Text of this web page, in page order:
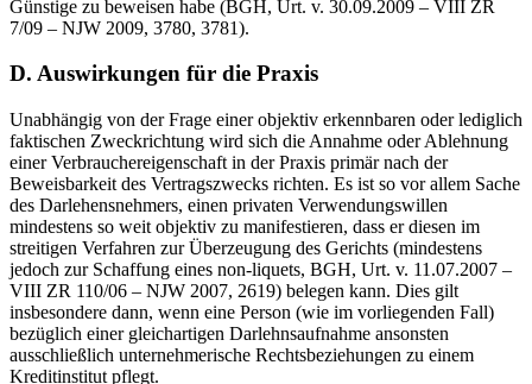
Günstige zu beweisen habe (BGH, Urt. v. 30.09.2009 – VIII ZR
7/09 – NJW 2009, 3780, 3781).
D. Auswirkungen für die Praxis
Unabhängig von der Frage einer objektiv erkennbaren oder lediglich
faktischen Zweckrichtung wird sich die Annahme oder Ablehnung
einer Verbrauchereigenschaft in der Praxis primär nach der
Beweisbarkeit des Vertragszwecks richten. Es ist so vor allem Sache
des Darlehensnehmers, einen privaten Verwendungswillen
mindestens so weit objektiv zu manifestieren, dass er diesen im
streitigen Verfahren zur Überzeugung des Gerichts (mindestens
jedoch zur Schaffung eines non-liquets, BGH, Urt. v. 11.07.2007 –
VIII ZR 110/06 – NJW 2007, 2619) belegen kann. Dies gilt
insbesondere dann, wenn eine Person (wie im vorliegenden Fall)
bezüglich einer gleichartigen Darlehnsaufnahme ansonsten
ausschließlich unternehmerische Rechtsbeziehungen zu einem
Kreditinstitut pflegt.